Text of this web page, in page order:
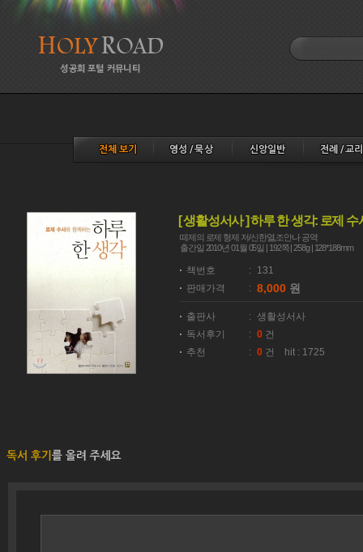
[ 생활성서사 ] 하루 한 생각: 로제
떼제의 로제 형제 저/신한열,조안나 공역
출간일 2010년 01월 05일 | 192쪽 | 258g | 128*188mm
책번호 :
131
판매가격
: 8,000 원
출판사 : 생활성서사
독서후기
: 0 건
추천
: 0 건 hit : 1725